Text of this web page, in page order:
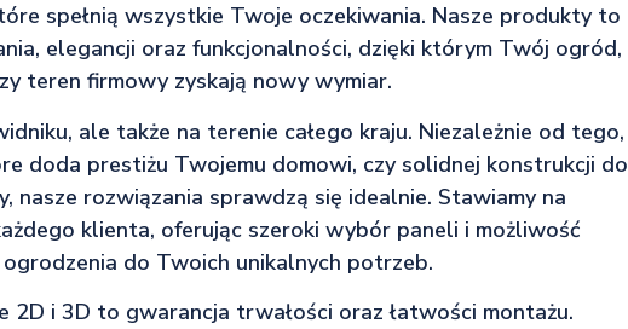
spełnią wszystkie Twoje oczekiwania. Nasze produkty to
elegancji oraz funkcjonalności, dzięki którym Twój ogród,
teren firmowy zyskają nowy wymiar.
ale także na terenie całego kraju. Niezależnie od tego,
doda prestiżu Twojemu domowi, czy solidnej konstrukcji do
nasze rozwiązania sprawdzą się idealnie. Stawiamy na
klienta, oferując szeroki wybór paneli i możliwość
do Twoich unikalnych potrzeb.
2D i 3D to gwarancja trwałości oraz łatwości montażu.